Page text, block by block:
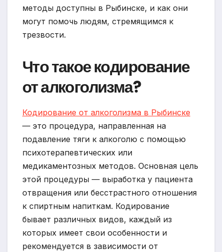
методы доступны в Рыбинске, и как они
могут помочь людям, стремящимся к
трезвости.
Что такое кодирование
от алкоголизма?
Кодирование от алкоголизма в Рыбинске
— это процедура, направленная на
подавление тяги к алкоголю с помощью
психотерапевтических или
медикаментозных методов. Основная цель
этой процедуры — выработка у пациента
отвращения или бесстрастного отношения
к спиртным напиткам. Кодирование
бывает различных видов, каждый из
которых имеет свои особенности и
рекомендуется в зависимости от